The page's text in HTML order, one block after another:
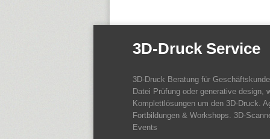
3D-Druck Service
3D-Druck Beratung für
Datei Prüfung oder generative design,
Komplettlösungen um den 3D-Druck.
Fortbildungen & Workshops. 3D-
Events